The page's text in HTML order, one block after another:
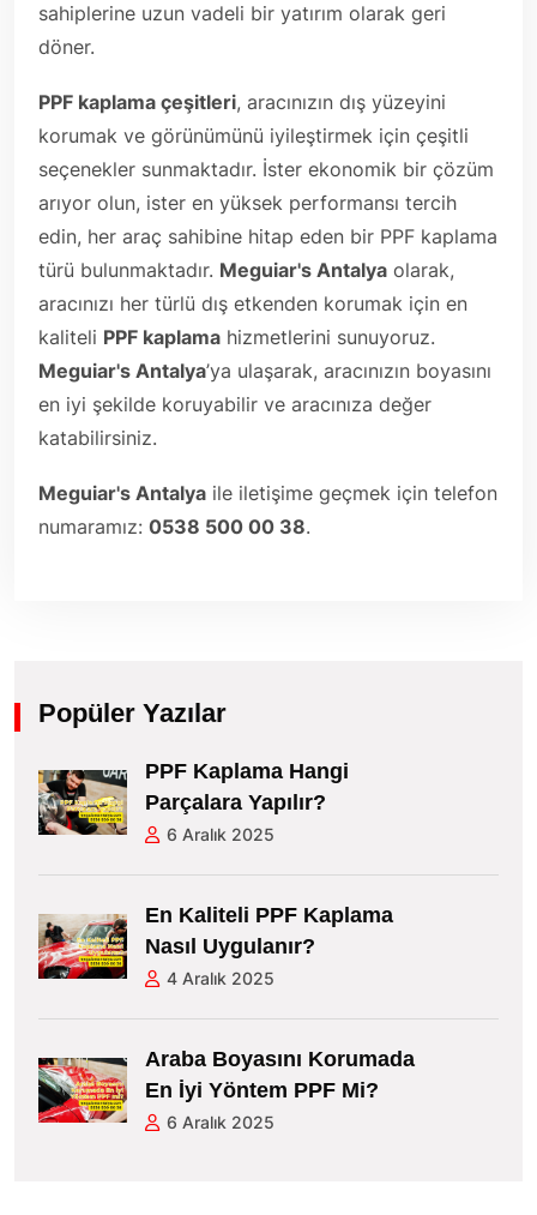
sahiplerine uzun vadeli bir yatırım olarak geri
döner.
PPF kaplama çeşitleri, aracınızın dış yüzeyini
korumak ve görünümünü iyileştirmek için çeşitli
seçenekler sunmaktadır. İster ekonomik bir çözüm
arıyor olun, ister en yüksek performansı tercih
edin, her araç sahibine hitap eden bir PPF kaplama
türü bulunmaktadır. Meguiar's Antalya olarak,
aracınızı her türlü dış etkenden korumak için en
kaliteli PPF kaplama hizmetlerini sunuyoruz.
Meguiar's Antalya’ya ulaşarak, aracınızın boyasını
en iyi şekilde koruyabilir ve aracınıza değer
katabilirsiniz.
Meguiar's Antalya ile iletişime geçmek için telefon
numaramız: 0538 500 00 38.
Popüler Yazılar
PPF Kaplama Hangi
Parçalara Yapılır?
6 Aralık 2025
En Kaliteli PPF Kaplama
Nasıl Uygulanır?
4 Aralık 2025
Araba Boyasını Korumada
En İyi Yöntem PPF Mi?
6 Aralık 2025